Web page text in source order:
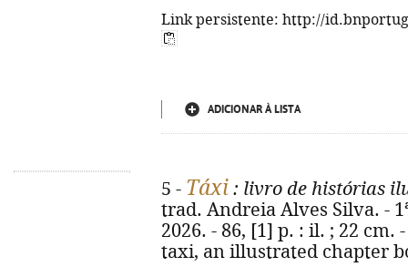
Link persistente: http://
ADICIONAR À LISTA
5 - Táxi : livro de histórias
trad. Andreia Alves Silva. -
2026. - 86, [1] p. : il. ; 22
taxi, an illustrated chapter